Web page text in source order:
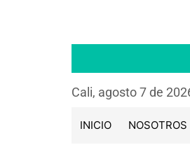
Cali, agosto 7 de
INICIO NOSOTROS